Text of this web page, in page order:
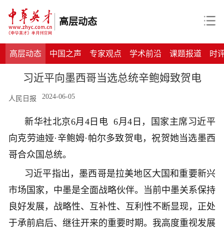
高层动态
高层动态 中国之声 专家观点 学术前沿 课题报道 时
习近平向墨西哥当选总统辛鲍姆致贺电
人民日报 2024-06-05
新华社北京6月4日电 6月4日，国家主席习近平
向克劳迪娅·辛鲍姆·帕尔多致贺电，祝贺她当选墨西
哥合众国总统。
习近平指出，墨西哥是拉美地区大国和重要新兴
市场国家，中墨是全面战略伙伴。当前中墨关系保持
良好发展，战略性、互补性、互利性不断显现，正处
于承前启后、继往开来的重要时期。我高度重视发展